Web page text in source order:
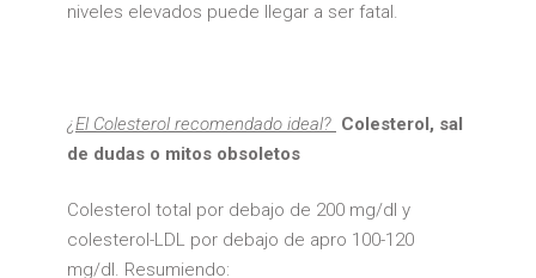
niveles elevados puede llegar a ser fatal.
¿El Colesterol recomendado ideal? Colesterol, sal
de dudas o mitos obsoletos
Colesterol total por debajo de 200 mg/dl y
colesterol-LDL por debajo de apro 100-120
mg/dl. Resumiendo: